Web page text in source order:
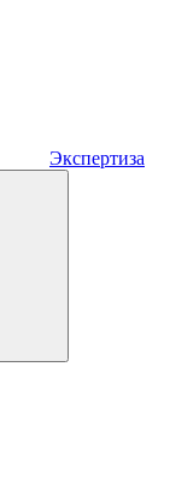
Экспертиза